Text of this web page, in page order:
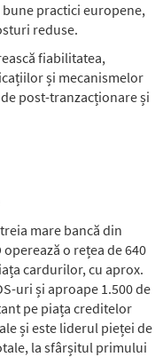
practici europene,
reduse.
fiabilitatea,
și mecanismelor
post-tranzacționare și
mare bancă din
o rețea de 640
cardurilor, cu aprox.
uri și aproape 1.500 de
pe piața creditelor
și este liderul pieței de
la sfârșitul primului